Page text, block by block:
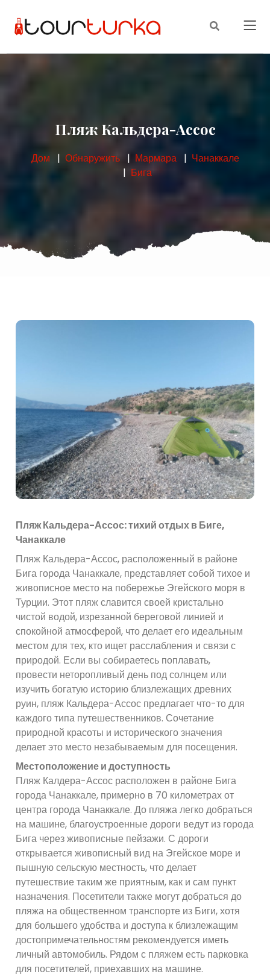
Пляж Кальдера-Ассос
Дом Обнаружить Мармара
Чанаккале
Бига
Пляж Кальдера-Ассос: тихий отдых в Биге,
Чанаккале
Пляж Кальдера-Ассос, расположенный в районе
Бига города Чанаккале, представляет собой тихое и
живописное место на побережье Эгейского моря в
Турции. Этот пляж славится своей кристально
чистой водой, изрезанной береговой линией и
спокойной атмосферой, что делает его идеальным
местом для тех, кто ищет расслабления и связи с
природой. Если вы собираетесь поплавать,
провести неторопливый день под солнцем или
изучить богатую историю близлежащих древних
руин, пляж Кальдера-Ассос предлагает что-то для
каждого типа путешественников. Сочетание
природной красоты и исторического значения
делает это место незабываемым для посещения.
Местоположение и доступность
Пляж Калдера-Ассос расположен в районе Бига
города Чанаккале, примерно в 70 километрах от
центра города Чанаккале. До пляжа легко добраться
на машине, благоустроенные дороги ведут из города
Бига через живописные пейзажи. С дороги
открывается живописный вид на Эгейское море и
пышную сельскую местность, что делает
путешествие таким же приятным, как и сам пункт
назначения. Посетители также могут добраться до
пляжа на общественном транспорте из Биги, хотя
для большего удобства и доступа к близлежащим
достопримечательностям рекомендуется иметь
личный автомобиль. Рядом с пляжем есть парковка
для посетителей, приехавших на машине.